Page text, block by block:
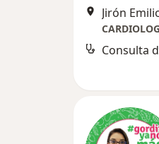
Jirón
Consulta